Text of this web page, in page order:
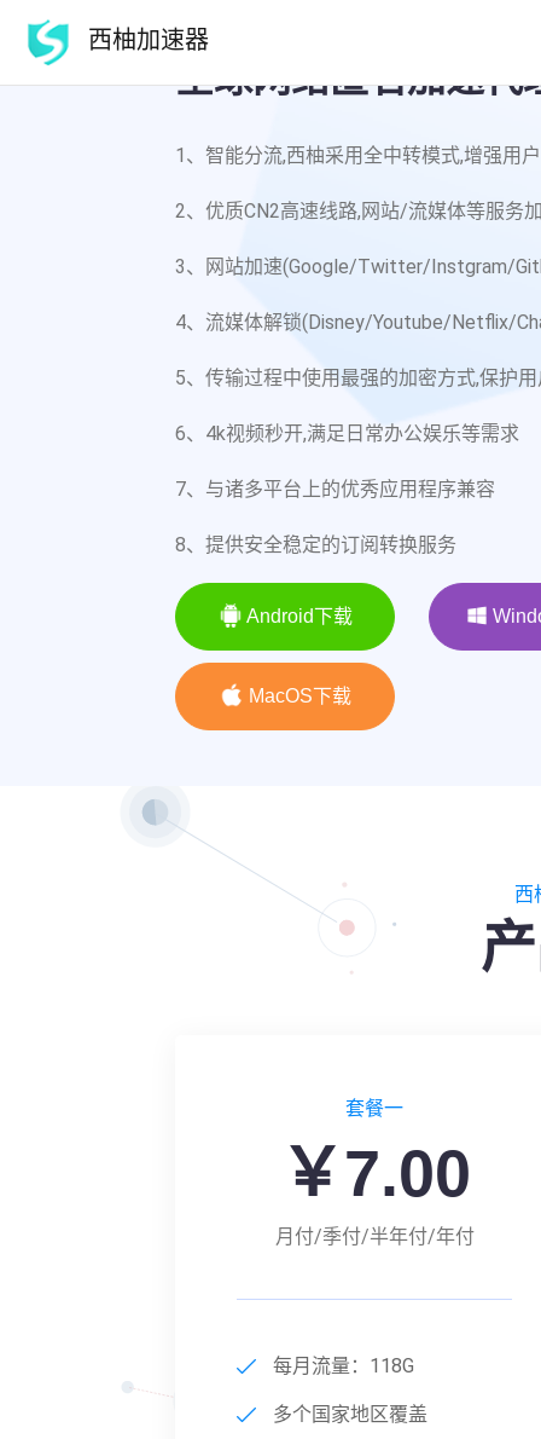
西柚加速器
全球网络匿名加速代
1、智能分流,西柚采用全中转模式,增强用
2、优质CN2高速线路,网站/流媒体等服务
3、网站加速(Google/Twitter/Instgram/
4、流媒体解锁(Disney/Youtube/Netflix/
5、传输过程中使用最强的加密方式,保护
6、4k视频秒开,满足日常办公娱乐等需求
7、与诸多平台上的优秀应用程序兼容
8、提供安全稳定的订阅转换服务
Android下载
MacOS下载
西
套餐一
￥7.00
月付/季付/半年付/年付
每月流量：118G
多个国家地区覆盖